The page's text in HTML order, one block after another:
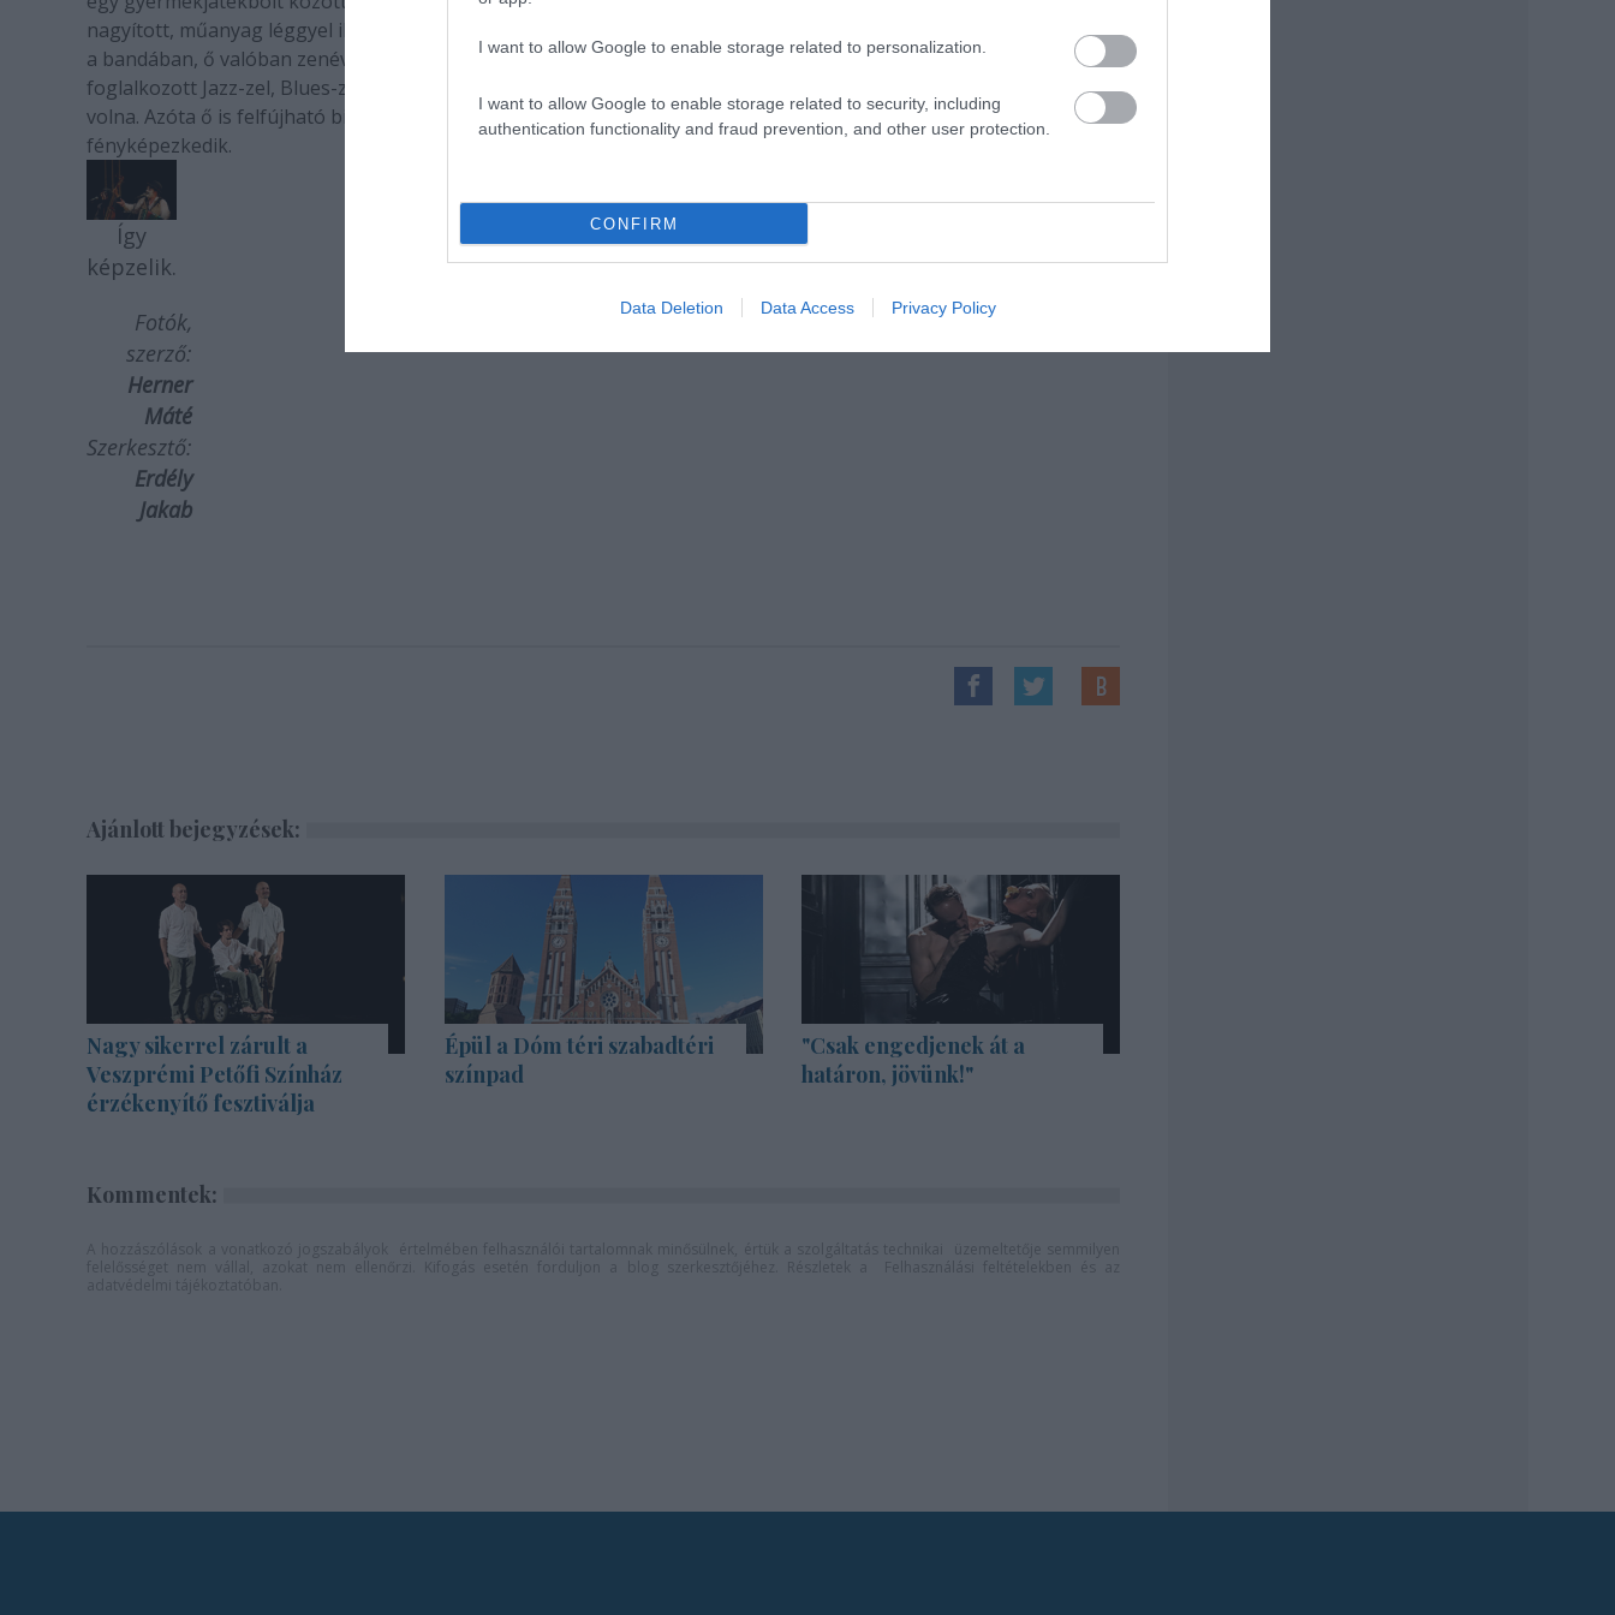
I want to allow Google to enable storage related to personalization.
I want to allow Google to enable storage related to security, including
authentication functionality and fraud prevention, and other user protection.
CONFIRM
Data Deletion Data Access Privacy Policy
nagyított, műanyag léggyel illusztrálta, míg zenei szerepe nem volt. A harmadik tag, Adrian Stout a komoly ember
a bandában, ő valóban zenével foglalkozott, míg rá nem talált élete bandájára 1995-ben. Ahogy ők mondják,
foglalkozott Jazz-zel, Blues-zal, Country-val és egyéb primitív zenei formákkal, mielőtt az együtteshez csatlakozott
volna. Azóta ő is felfújható birkákkal barátkozik, olcsó prostinak öltözik és vérző orral-vérző szájjal
fényképezkedik.
Így
képzelik.
Fotók,
szerző:
Herner
Máté
Szerkesztő:
Erdély
Jakab
Ajánlott bejegyzések:
Nagy sikerrel zárult a
Veszprémi Petőfi Színház
érzékenyítő fesztiválja
Épül a Dóm téri szabadtéri
színpad
"Csak engedjenek át a
határon, jövünk!"
Kommentek: